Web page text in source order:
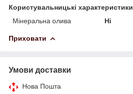
Користувальницькі характеристики
Мінеральна олива
Ні
Приховати
Умови доставки
Нова Пошта